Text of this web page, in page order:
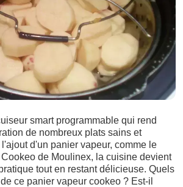
smart programmable qui rend
de nombreux plats sains et
d'un panier vapeur, comme le
de Moulinex, la cuisine devient
tout en restant délicieuse. Quels
ce panier vapeur cookeo ? Est-il